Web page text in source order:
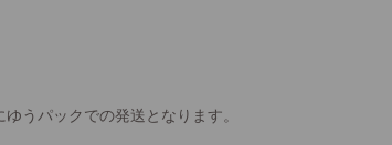
うパックでの発送となります。